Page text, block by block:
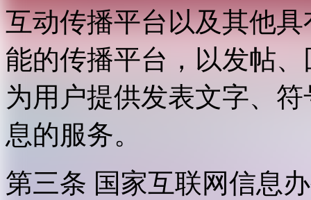
互动传播平台以及其他
能的传播平台，以发帖
为用户提供发表文字、
息的服务。
第三条 国家互联网信息